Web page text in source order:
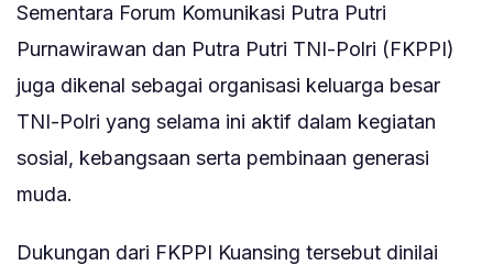
Sementara Forum Komunikasi Putra Putri
Purnawirawan dan Putra Putri TNI-Polri (FKPPI)
juga dikenal sebagai organisasi keluarga besar
TNI-Polri yang selama ini aktif dalam kegiatan
sosial, kebangsaan serta pembinaan generasi
muda.
Dukungan dari FKPPI Kuansing tersebut dinilai